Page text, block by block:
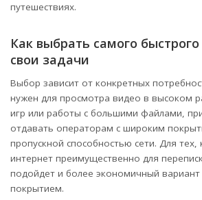
путешествиях.
Как выбрать самого
свои задачи
Выбор зависит от конкретных
нужен для просмотра видео в высоком
игр или работы с большими файлами,
отдавать операторам с широким
пропускной способностью сети. Для тех,
интернет преимущественно для
подойдет и более экономичный
покрытием.